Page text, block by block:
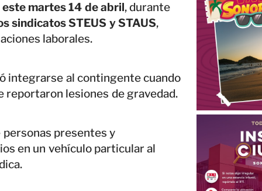
martes 14 de abril, durante
sindicatos STEUS y STAUS,
laborales.
integrarse al contingente cuando
reportaron lesiones de gravedad.
presentes y
en un vehículo particular al